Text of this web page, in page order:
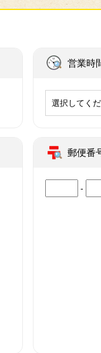
営業時
選択してく
郵便番
-